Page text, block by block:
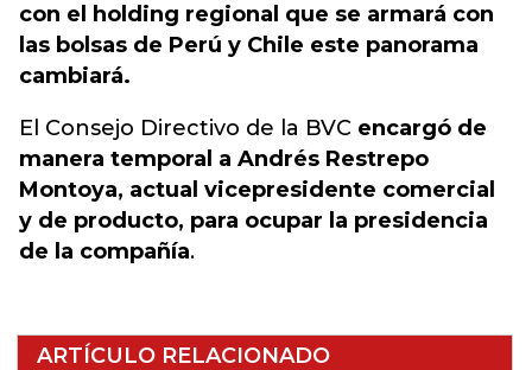
con el holding regional que se armará con
las bolsas de Perú y Chile este panorama
cambiará.
El Consejo Directivo de la BVC encargó de
manera temporal a Andrés Restrepo
Montoya, actual vicepresidente comercial
y de producto, para ocupar la presidencia
de la compañía.
ARTÍCULO RELACIONADO